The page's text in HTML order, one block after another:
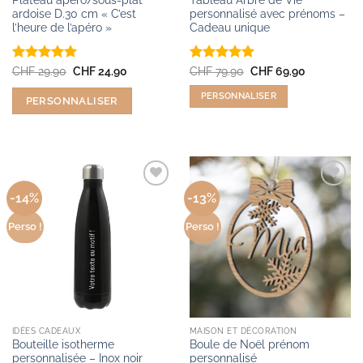
ardoise D.30 cm « C’est
l’heure de l’apéro »
Note5sur
CHF29.90 Le
initial
était :
CHF 29.90.
CHF24.90Le
actuel
CHF 24.90.
PERSONNALISER
personnalisé avec prénoms –
Cadeau unique
Note4.9
sur 5
CHF79.90 Le
initial
était :
CHF 79.90.
CHF69.90Le
PERSONNALISER
-14%
Perso !
IDÉES CADEAUX
Bouteille isotherme
personnalisée – Inox noir
-13%
Perso !
Ajouter
aux
produits
favoris
MAISON ET DÉCORATION
Boule de Noël prénom
personnalisé